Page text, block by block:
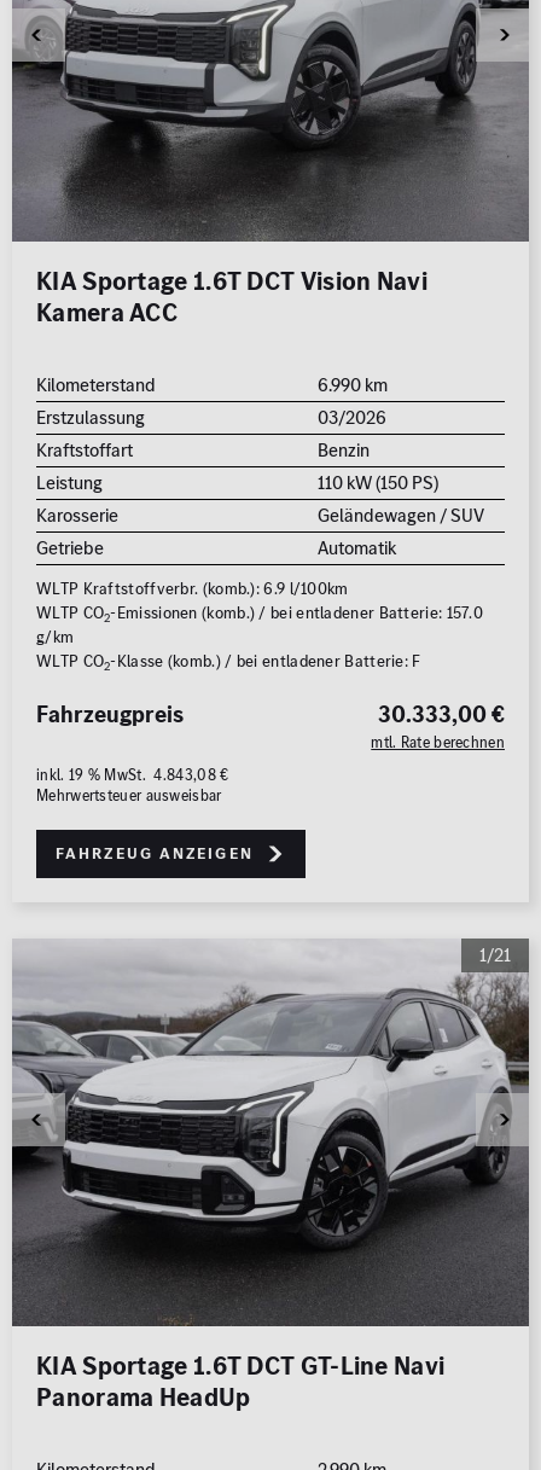
KIA Sportage 1.6T DCT Vision Navi
Kamera ACC
Kilometerstand
6.990 km
Erstzulassung
03/2026
Kraftstoffart
Benzin
Leistung
110 kW (150 PS)
Karosserie
Geländewagen / SUV
Getriebe
Automatik
WLTP Kraftstoffverbr. (komb.): 6.9 l/100km
WLTP CO2-Emissionen (komb.) / bei entladener Batterie: 157.0
g/km
WLTP CO2-Klasse (komb.) / bei entladener Batterie: F
30.333,00 €
mtl. Rate berechnen
Fahrzeugpreis
inkl. 19 % MwSt. 4.843,08 €
Mehrwertsteuer ausweisbar
Fahrzeug anzeigen
1/21
KIA Sportage 1.6T DCT GT-Line Navi
Panorama HeadUp